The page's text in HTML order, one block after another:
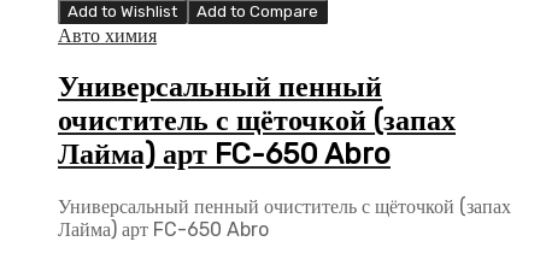
Add to Wishlist Add to Compare
Авто химия
Универсальный пенный
очиститель с щёточкой (запах
Лайма) арт FC-650 Abro
Универсальный пенный очиститель с щёточкой (запах
Лайма) арт FC-650 Abro